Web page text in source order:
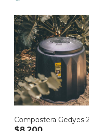
Compostera Gedyes